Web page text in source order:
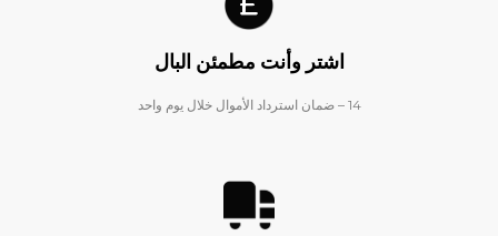
اشتر وأنت مطمئن البال
14 – ضمان استرداد الأموال خلال يوم واحد